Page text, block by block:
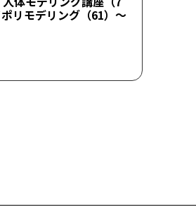
リモデリング（61）～